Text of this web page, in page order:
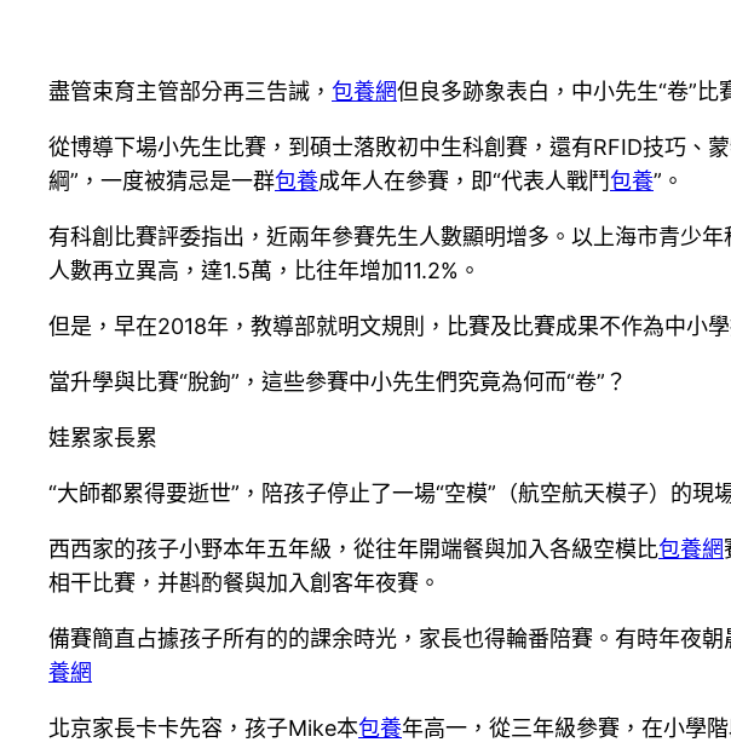
盡管束育主管部分再三告誡， 包養網但良多跡象表白，中小先生“卷”比
從博導下場小先生比賽，到碩士落敗初中生科創賽，還有RFID技巧、
綱”，一度被猜忌是一群包養成年人在參賽，即“代表人戰鬥包養”。
有科創比賽評委指出，近兩年參賽先生人數顯明增多。以上海市青少
人數再立異高，達1.5萬，比往年增加11.2%。
但是，早在2018年，教導部就明文規則，比賽及比賽成果不作為中小
當升學與比賽“脫鉤”，這些參賽中小先生們究竟為何而“卷”？
娃累家長累
“大師都累得要逝世”，陪孩子停止了一場“空模”（航空航天模子）的現
西西家的孩子小野本年五年級，從往年開端餐與加入各級空模比包養網
相干比賽，并斟酌餐與加入創客年夜賽。
備賽簡直占據孩子所有的的課余時光，家長也得輪番陪賽。有時年夜
養網
北京家長卡卡先容，孩子Mike本包養年高一，從三年級參賽，在小學